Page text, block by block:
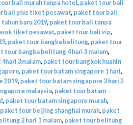
bali murah tanpa hotel, paket tour bali
bali plus tiket pesawat, paket tour bali
baru 2019, paket tour bali tanpa
tiket pesawat, paket tour bali vip,
, paket tour bangka belitung, paket tour
tour bangka belitung 4 hari 3 malam,
3malam, paket tour bangkok huahin
, paket tour batam singapore 1 hari,
2019, paket tour batam singapore 3 hari 2
malaysia, paket tour batam
, paket tour batam singapore murah,
paket tour beijing shanghai murah, paket
2 hari 1 malam, paket tour belitung